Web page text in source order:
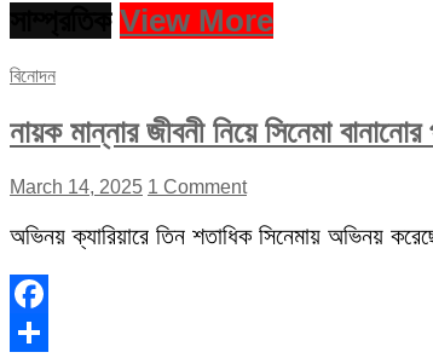
View More
বিনোদন
নায়ক মান্নার জীবনী নিয়ে সিনেমা বানানোর
March 14, 2025 1 Comment
অভিনয় ক্যারিয়ারে তিন শতাধিক সিনেমায় অভিনয়
Facebook